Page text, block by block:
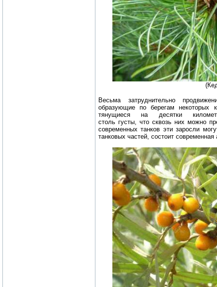
Весьма затруднительно
образующие по берегам
тянущиеся на десятки
столь густы, что сквозь них можно
современных танков эти заросли
танковых частей, состоит